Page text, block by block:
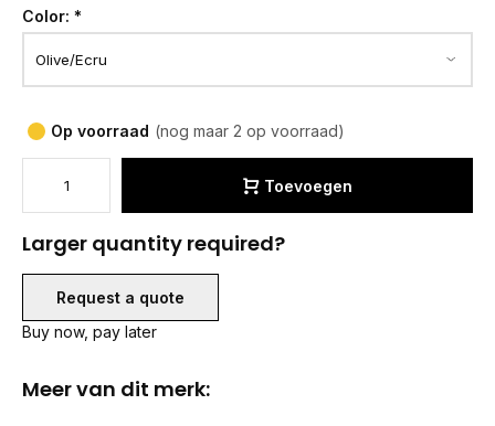
Color: *
Op voorraad (nog maar 2 op voorraad)
Toevoegen
Larger quantity required?
Request a quote
Buy now, pay later
Meer van dit merk: